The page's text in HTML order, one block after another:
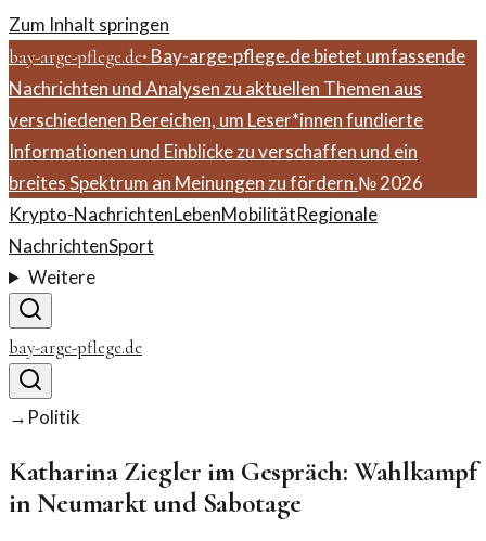
Zum Inhalt springen
bay-arge-pflege.de· Bay-arge-pflege.de bietet umfassende
Nachrichten und Analysen zu aktuellen Themen aus
verschiedenen Bereichen, um Leser*innen fundierte
Informationen und Einblicke zu verschaffen und ein
breites Spektrum an Meinungen zu fördern.№2026
Krypto-NachrichtenLebenMobilitätRegionale
NachrichtenSport
Weitere
bay-arge-pflege.de
→ Politik
Katharina Ziegler im Gespräch: Wahlkampf
in Neumarkt und Sabotage